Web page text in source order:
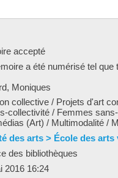
accepté
a été numérisé tel que
Moniques
collective / Projets d'art
collectivité / Femmes
(Art) / Multimodalité /
des arts > École des
des bibliothèques
2016 16:24